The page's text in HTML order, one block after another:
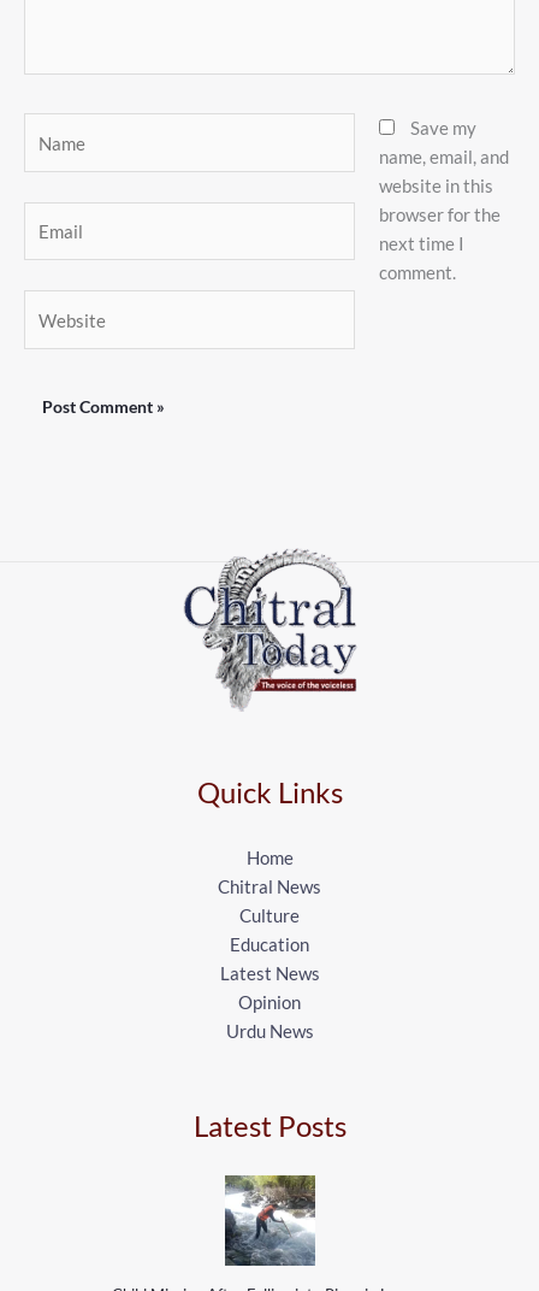
Save my
name, email, and
website in this
browser for the
next time I
comment.
Quick Links
Home
Chitral News
Culture
Education
Latest News
Opinion
Urdu News
Latest Posts